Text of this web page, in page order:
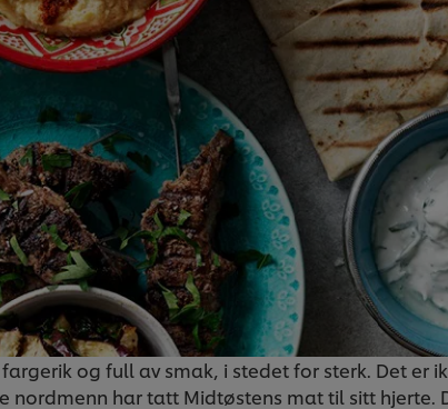
og full av smak, i stedet for sterk. Det er
nordmenn har tatt Midtøstens mat til sitt hjerte.